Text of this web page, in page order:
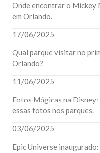
Onde encontrar o Mickey
em Orlando.
17/06/2025
Qual parque visitar no
Orlando?
11/06/2025
Fotos Mágicas na
essas fotos nos parques.
03/06/2025
Epic Universe